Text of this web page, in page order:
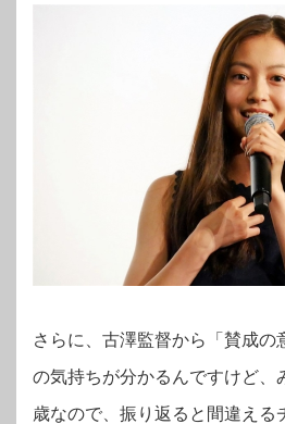
さらに、古澤監督から「賛成の
の気持ちが分かるんですけど、
歳なので、振り返ると間違える